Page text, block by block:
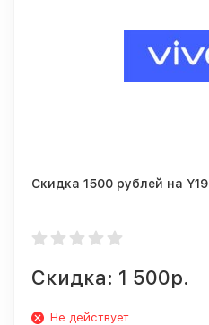
Скидка 1500 рублей на Y19
Скидка: 1 500р.
Не действует